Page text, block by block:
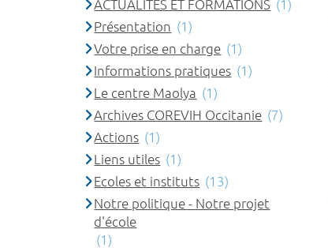
ACTUALITES ET FORMATIONS (1)
Présentation (1)
Votre prise en charge (1)
Informations pratiques (1)
Le centre Maolya (1)
Archives COREVIH Occitanie (7)
Actions (1)
Liens utiles (1)
Ecoles et instituts (13)
Notre politique - Notre projet
d'école
(1)